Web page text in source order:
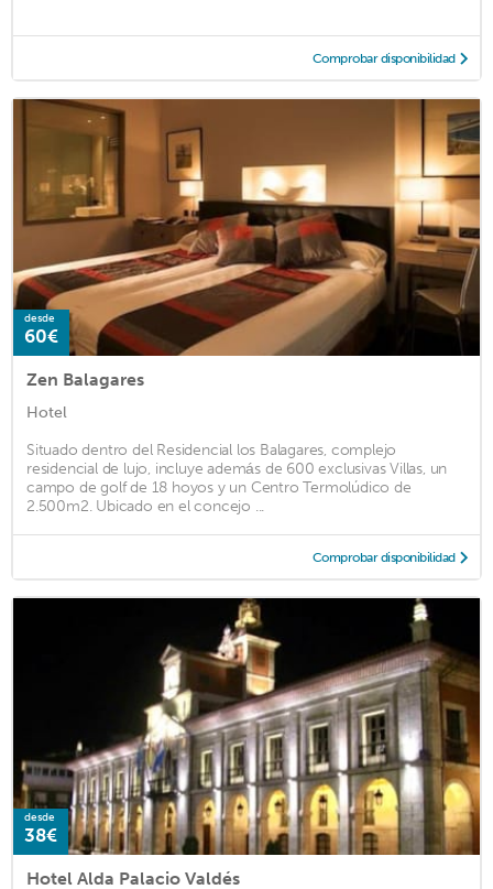
Comprobar disponibilidad
desde
60€
Zen Balagares
Hotel
Situado dentro del Residencial los Balagares, complejo
residencial de lujo, incluye además de 600 exclusivas Villas, un
campo de golf de 18 hoyos y un Centro Termolúdico de
2.500m2. Ubicado en el concejo ...
Comprobar disponibilidad
desde
38€
Hotel Alda Palacio Valdés